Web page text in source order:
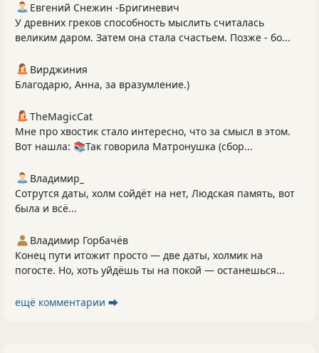
Евгений Снежин -Бригиневич
У древних греков способность мыслить считалась
великим даром. Затем она стала счастьем. Позже - бо...
Вирджиния
Благодарю, Анна, за вразумление.)
TheMagicCat
Мне про хвостик стало интересно, что за смысл в этом.
Вот нашла: 📚Так говорила Матронушка (сбор...
Владимир_
Сотрутся даты, холм сойдёт на нет, Людская память, вот
была и всё...
Владимир Горбачёв
Конец пути итожит просто — две даты, холмик на
погосте. Но, хоть уйдёшь ты на покой — останешься...
ещё комментарии ⮕